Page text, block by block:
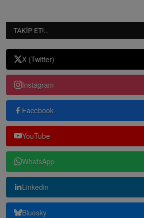
TAKIP ET!..
X (Twitter)
Instagram
Facebook
YouTube
WhatsApp
Linkedin
Bluesky